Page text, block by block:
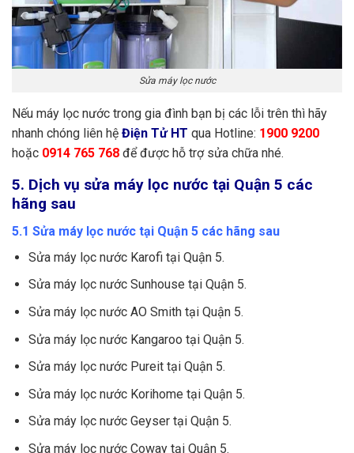
Sửa máy lọc nước
Nếu máy lọc nước trong gia đình bạn bị các lỗi trên thì hãy
nhanh chóng liên hệ Điện Tử HT qua Hotline: 1900 9200
hoặc 0914 765 768 để được hỗ trợ sửa chữa nhé.
5. Dịch vụ sửa máy lọc nước tại Quận 5 các
hãng sau
5.1 Sửa máy lọc nước tại Quận 5 các hãng sau
Sửa máy lọc nước Karofi tại Quận 5.
Sửa máy lọc nước Sunhouse tại Quận 5.
Sửa máy lọc nước AO Smith tại Quận 5.
Sửa máy lọc nước Kangaroo tại Quận 5.
Sửa máy lọc nước Pureit tại Quận 5.
Sửa máy lọc nước Korihome tại Quận 5.
Sửa máy lọc nước Geyser tại Quận 5.
Sửa máy lọc nước Coway tại Quận 5.